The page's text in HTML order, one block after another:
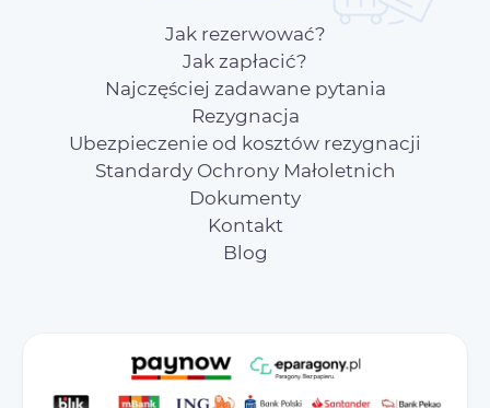
Jak rezerwować?
Jak zapłacić?
Najczęściej zadawane pytania
Rezygnacja
Ubezpieczenie od kosztów rezygnacji
Standardy Ochrony Małoletnich
Dokumenty
Kontakt
Blog